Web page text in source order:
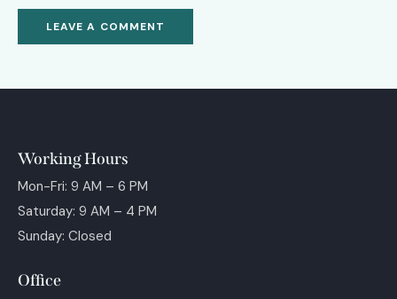
Working Hours
Mon-Fri: 9 AM – 6 PM
Saturday: 9 AM – 4 PM
Sunday: Closed
Office